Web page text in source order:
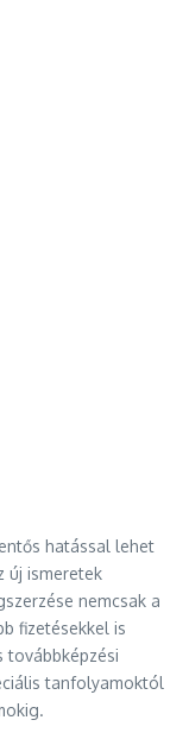
hatással lehet
új ismeretek
nemcsak a
fizetésekkel is
továbbképzési
tanfolyamoktól